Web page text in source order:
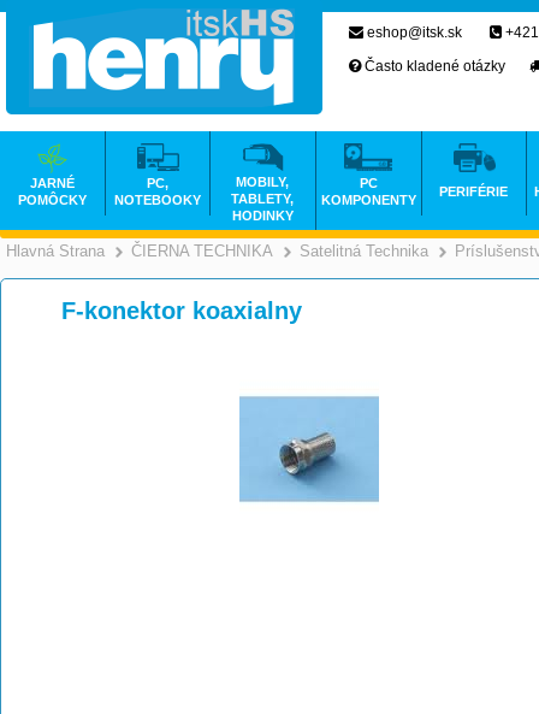
Hlavná Strana >
ČIERNA TECHNIKA >
Satelitná Technika
F-konektor koaxialny
eshop@itsk.sk
Často kladené otázky
JARNÉ
POMÔCKY
PC,
NOTEBOOKY
MOBILY,
TABLETY,
HODINKY
PC
KOMPONENTY
PERIFÉRIE